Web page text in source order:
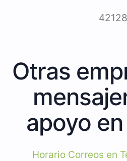
42128
Otras
apoyo
Horario Correos en